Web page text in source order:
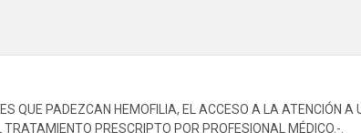
QUE PADEZCAN HEMOFILIA, EL ACCESO A LA ATENCIÓN A
PRESCRIPTO POR PROFESIONAL MÉDICO.-.